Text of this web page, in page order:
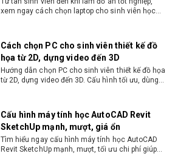
từ 2D, dựng video đến 3D. Cấu hình tối ưu, dùng
Cấu hình máy tính học AutoCAD Revit
SketchUp mạnh, mượt, giá ổn
Tìm hiểu ngay cấu hình máy tính học AutoCAD
Revit SketchUp mạnh, mượt, tối ưu chi phí giúp
Tư vấn mua PC cho sinh viên công nghệ
thông tin sử dụng
Hướng dẫn chọn PC cho sinh viên công nghệ
thông tin 2026 -2027. Tư vấn cấu hình học lập